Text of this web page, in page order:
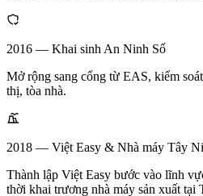
2016 — Khai sinh An Ninh Số
Mở rộng sang cổng từ EAS, kiểm
thị, tòa nhà.
2018 — Việt Easy & Nhà máy Tây
Thành lập Việt Easy bước vào lĩnh
thời khai trương nhà máy sản xuất